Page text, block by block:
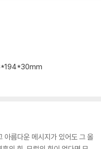
름다운 메시지가 있어도 그 올